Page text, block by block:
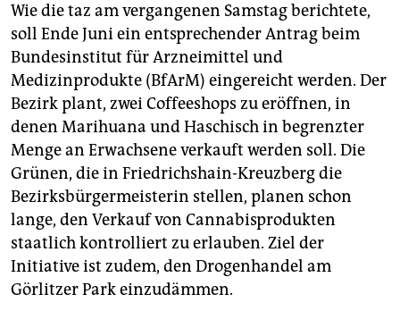
Wie die taz am vergangenen Samstag berichtete,
soll Ende Juni ein entsprechender Antrag beim
Bundesinstitut für Arzneimittel und
Medizinprodukte (BfArM) eingereicht werden. Der
Bezirk plant, zwei Coffeeshops zu eröffnen, in
denen Marihuana und Haschisch in begrenzter
Menge an Erwachsene verkauft werden soll. Die
Grünen, die in Friedrichshain-Kreuzberg die
Bezirksbürgermeisterin stellen, planen schon
lange, den Verkauf von Cannabisprodukten
staatlich kontrolliert zu erlauben. Ziel der
Initiative ist zudem, den Drogenhandel am
Görlitzer Park einzudämmen.